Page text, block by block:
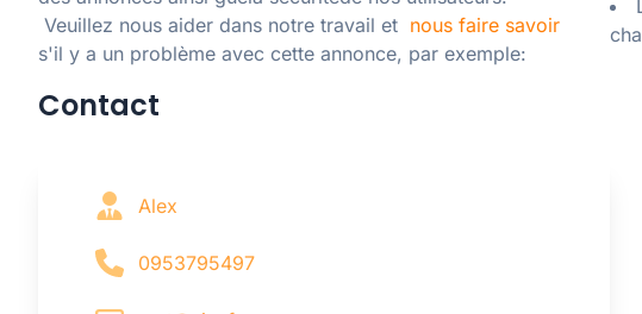
Veuillez nous aider dans notre travail et nous faire savoir
s'il y a un problème avec cette annonce, par exemple:
Contact
Alex
0953795497